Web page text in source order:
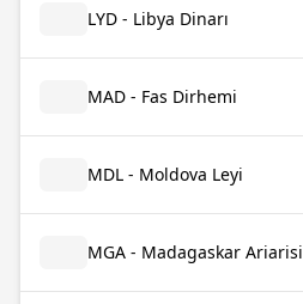
LYD - Libya Dinarı
MAD - Fas Dirhemi
MDL - Moldova Leyi
MGA - Madagaskar Ariarisi